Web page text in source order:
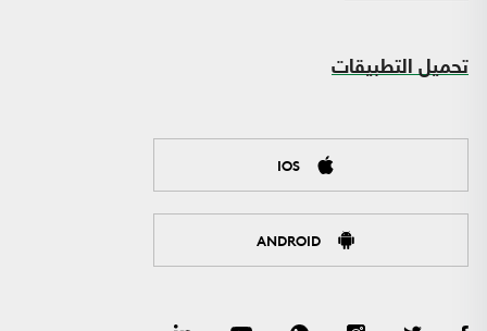
تحميل التطبيقات
IOS
ANDROID